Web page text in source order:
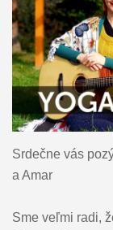
Srdečne vás
a Amar
Sme veľmi radi,